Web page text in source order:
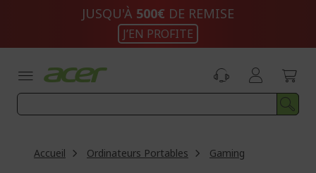
JUSQU'À 500€ DE REMISE
J’EN PROFITE
Accueil Ordinateurs Portables Gaming